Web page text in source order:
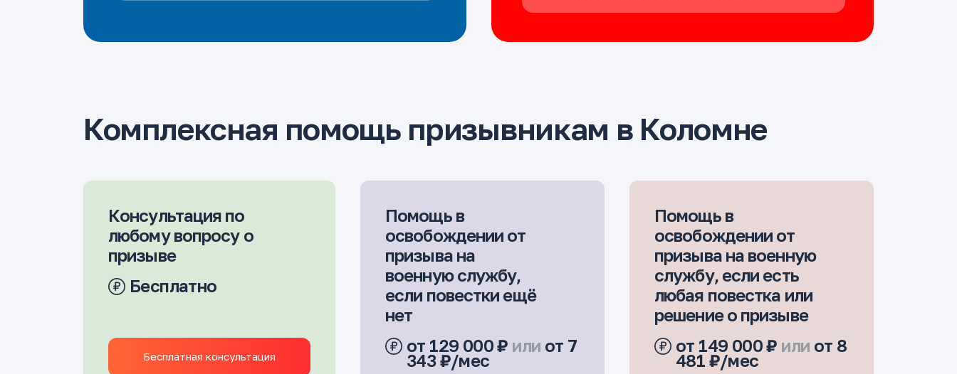
Комплексная помощь призывникам в Коломне
Консультация по
любому вопросу о
призыве
Бесплатно
Бесплатная консультация
Помощь в
освобождении от
призыва на
военную службу,
если повестки ещё
нет
от 129 000 ₽ или от 7
343 ₽/мес
Помощь в
освобождении от
призыва на военную
службу, если есть
любая повестка или
решение о призыве
от 149 000 ₽ или от 8
481 ₽/мес